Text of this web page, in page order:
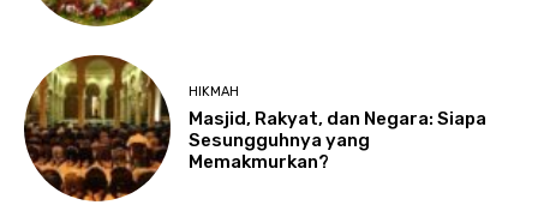
HIKMAH
Masjid, Rakyat, dan Negara: Siapa
Sesungguhnya yang
Memakmurkan?